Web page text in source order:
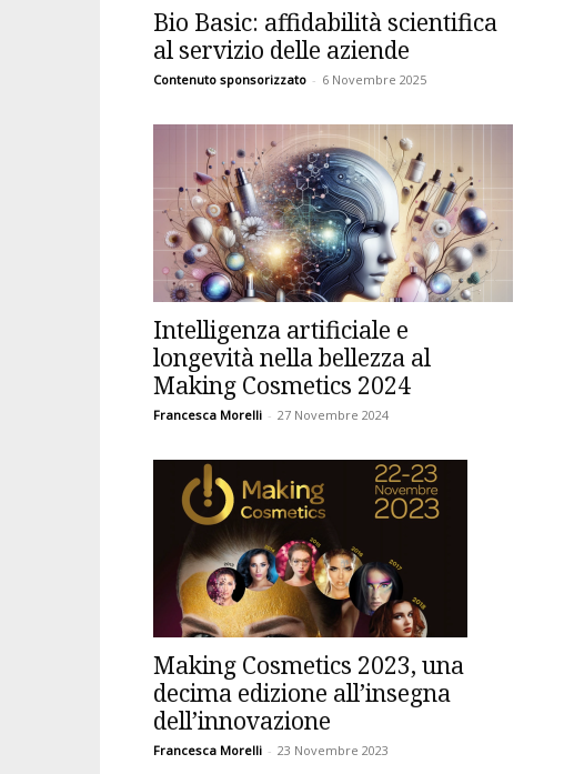
Bio Basic: affidabilità scientifica
al servizio delle aziende
Contenuto sponsorizzato - 6 Novembre 2025
Intelligenza artificiale e
longevità nella bellezza al
Making Cosmetics 2024
Francesca Morelli - 27 Novembre 2024
Making Cosmetics 2023, una
decima edizione all’insegna
dell’innovazione
Francesca Morelli - 23 Novembre 2023